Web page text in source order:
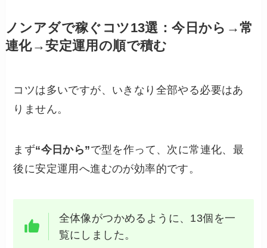
ノンアダで稼ぐコツ13選：今日から→常
連化→安定運用の順で積む
コツは多いですが、いきなり全部やる必要はあ
りません。
まず“今日から”で型を作って、次に常連化、最
後に安定運用へ進むのが効率的です。
全体像がつかめるように、13個を一
覧にしました。